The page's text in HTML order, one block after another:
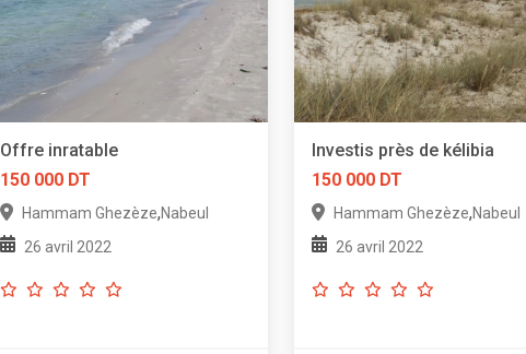
Offre inratable
150 000 DT
Hammam Ghezèze,Nabeul
26 avril 2022
Investis près de kélibia
150 000 DT
Hammam Ghezèze,Nabeul
26 avril 2022